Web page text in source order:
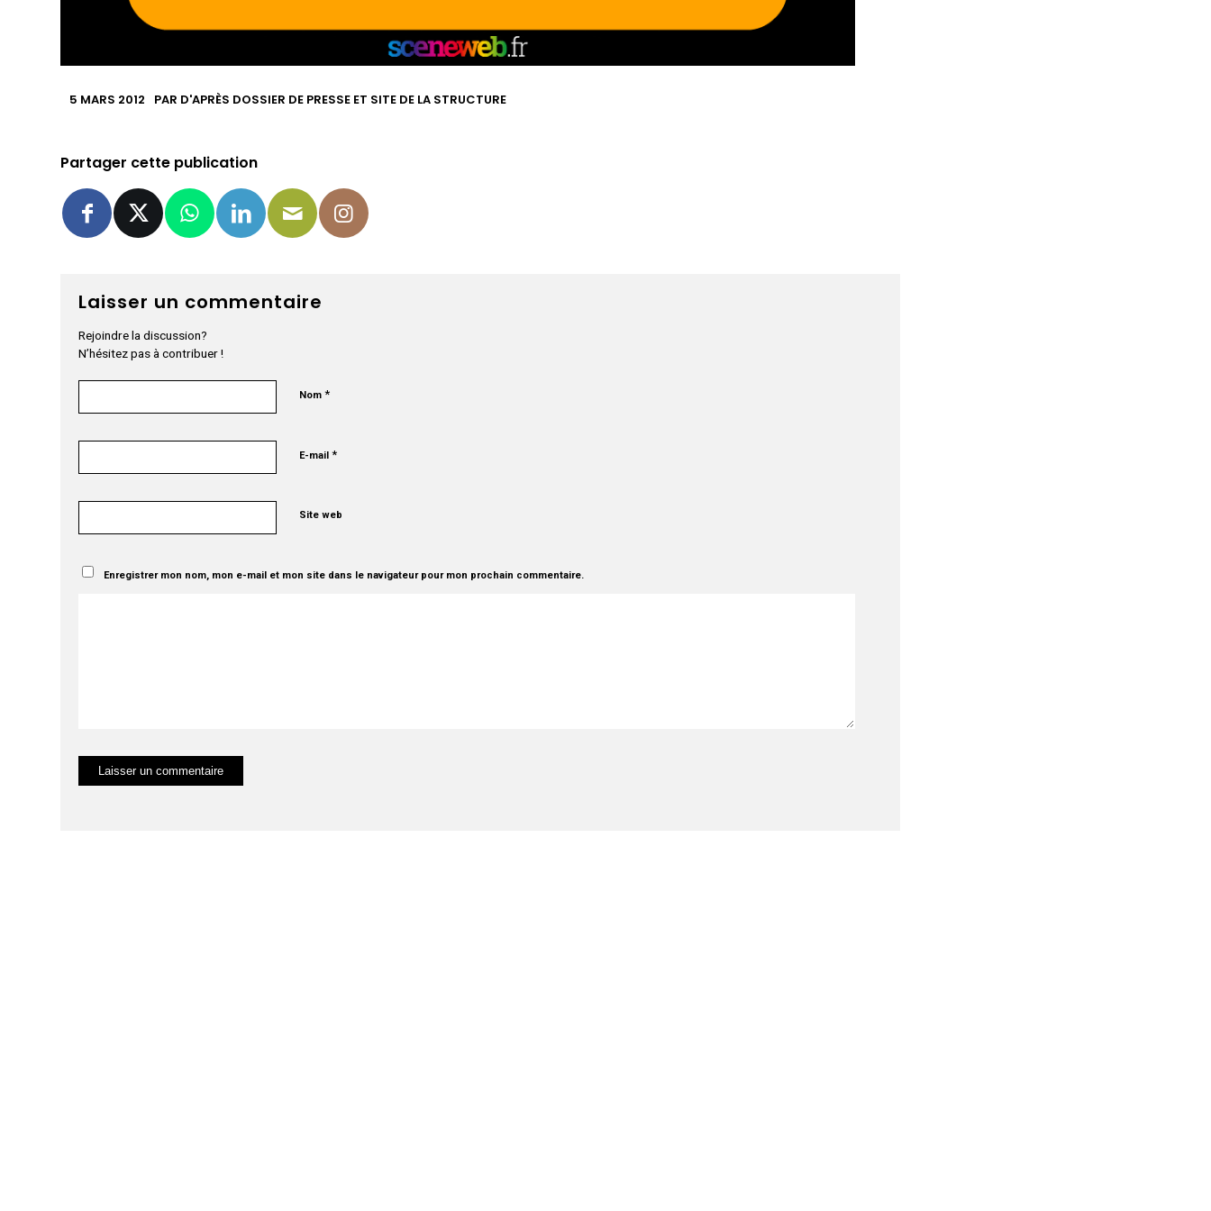
5 MARS 2012 PAR D'APRÈS DOSSIER DE PRESSE ET SITE DE LA STRUCTURE
Partager cette publication
Laisser un commentaire
Rejoindre la discussion?
N’hésitez pas à contribuer !
Nom*
E-mail*
Site web
Enregistrer mon nom, mon e-mail et mon site dans le navigateur pour mon prochain commentaire.